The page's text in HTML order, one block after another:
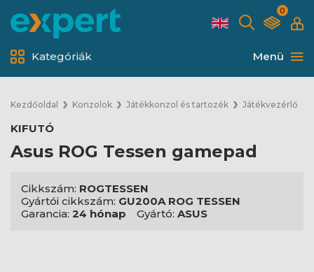
0
Menü
Kategóriák
Kezdőoldal Konzolok Játékkonzol és tartozék Játékvezérlő
KIFUTÓ
Asus ROG Tessen gamepad
Cikkszám: ROGTESSEN
Gyártói cikkszám: GU200A ROG TESSEN
Garancia: 24 hónap Gyártó: ASUS